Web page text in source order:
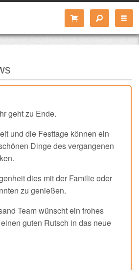
geht zu Ende.
und die Festtage können ein
Dinge des vergangenen
dies mit der Familie oder
zu genießen.
Team wünscht ein frohes
guten Rutsch in das neue